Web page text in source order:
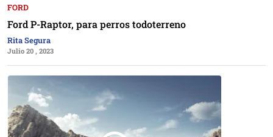
FORD
Ford P-Raptor, para perros todoterreno
Rita Segura
Julio 20 , 2023